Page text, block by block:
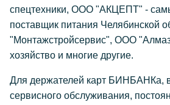
спецтехники, ООО "АКЦЕПТ" -
поставщик питания Челябинской
"Монтажстройсервис", ООО
хозяйство и многие другие.
Для держателей карт БИНБАНКа,
сервисного обслуживания,